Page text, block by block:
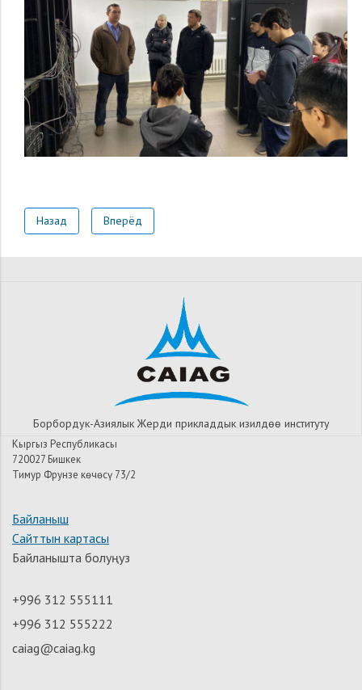
Назад Вперёд
Борбордук-Азиялык Жерди прикладдык изилдѳѳ институту
Кыргыз Республикасы
720027 Бишкек
Тимур Фрунзе көчөсү 73/2
Байланыш
Сайттын картасы
Байланышта болуңуз
+996 312 555111
+996 312 555222
caiag@caiag.kg